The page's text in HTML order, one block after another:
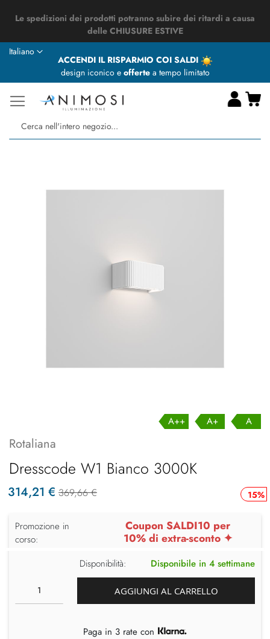
Le spedizioni dei prodotti potranno subire dei ritardi a causa
delle CHIUSURE ESTIVE
ACCENDI IL RISPARMIO COI SALDI
design iconico e offertea tempo limitato
Lingua
Italiano
A++ A+ A
Rotaliana
Dresscode W1 Bianco 3000K
15%
314,21 € 369,66 €
Promozione in
corso:
Coupon SALDI10 per
10% di extra-sconto ✦
Disponibilità: Disponibile in 4 settimane
AGGIUNGI AL CARRELLO
Paga in 3 rate con